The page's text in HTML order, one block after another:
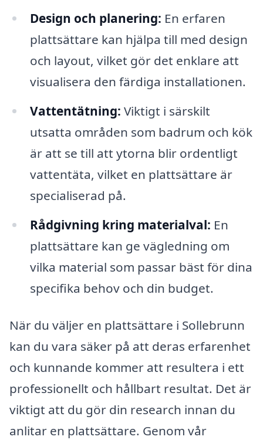
Design och planering: En erfaren
plattsättare kan hjälpa till med design
och layout, vilket gör det enklare att
visualisera den färdiga installationen.
Vattentätning: Viktigt i särskilt
utsatta områden som badrum och kök
är att se till att ytorna blir ordentligt
vattentäta, vilket en plattsättare är
specialiserad på.
Rådgivning kring materialval: En
plattsättare kan ge vägledning om
vilka material som passar bäst för dina
specifika behov och din budget.
När du väljer en plattsättare i Sollebrunn
kan du vara säker på att deras erfarenhet
och kunnande kommer att resultera i ett
professionellt och hållbart resultat. Det är
viktigt att du gör din research innan du
anlitar en plattsättare. Genom vår